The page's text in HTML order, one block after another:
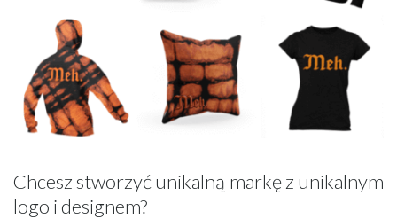
Chcesz stworzyć unikalną markę z unikalnym
logo i designem?